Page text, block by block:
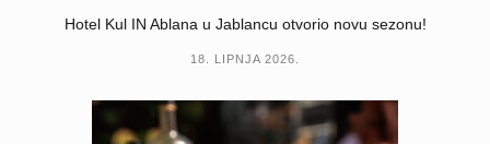
Hotel Kul IN Ablana u Jablancu otvorio novu sezonu!
18. LIPNJA 2026.